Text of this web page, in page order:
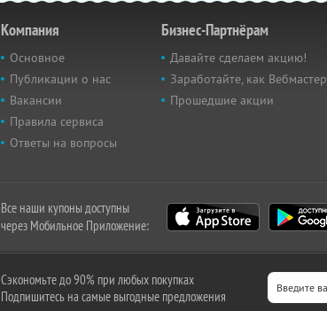
Компания
Основное
Публикации о нас
Вакансии
Правила сервиса
Ответы на вопросы
Бизнес-Партнёрам
Давайте сделаем акцию!
Заработайте, как Вебмастер
Прошедшие акции
Все наши купоны доступны
через Мобильное Приложение:
Сэкономьте до 90% при любых покупках
Подпишитесь на самые выгодные предложения